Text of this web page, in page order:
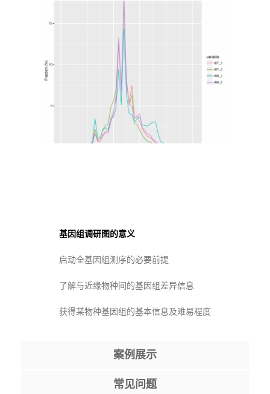
基因组调研图的意义
启动全基因组测序的必要前提
了解与近缘物种间的基因组差异信息
获得某物种基因组的基本信息及难易程度
案例展示
常见问题